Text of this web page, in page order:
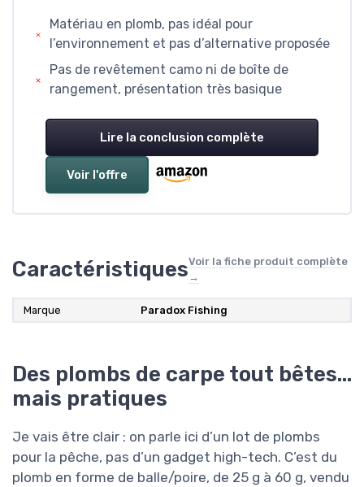
Matériau en plomb, pas idéal pour
l’environnement et pas d’alternative proposée
Pas de revêtement camo ni de boîte de
rangement, présentation très basique
Lire la conclusion complète
Voir l'offre
CaractéristiquesVoir la fiche produit complète
→
Marque Paradox Fishing
Des plombs de carpe tout bêtes…
mais pratiques
Je vais être clair : on parle ici d’un lot de plombs
pour la pêche, pas d’un gadget high-tech. C’est du
plomb en forme de balle/poire, de 25 g à 60 g, vendu